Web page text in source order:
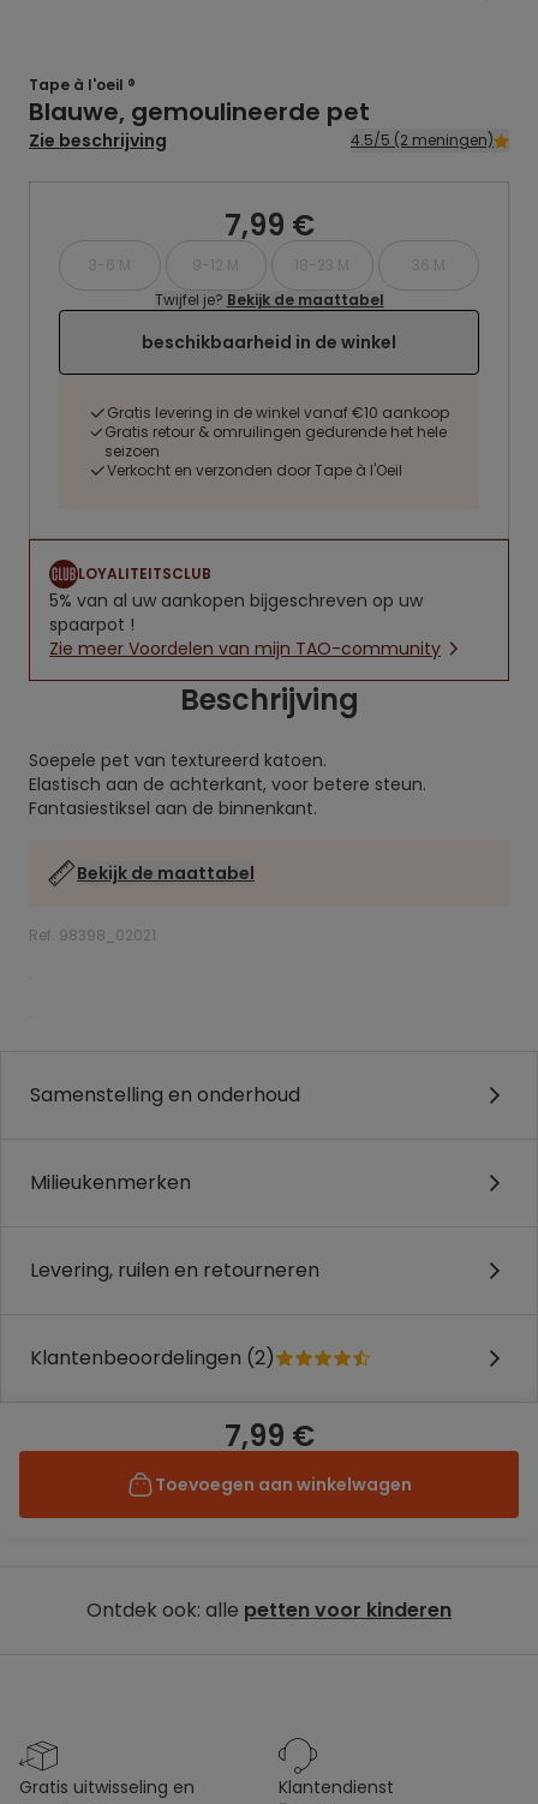
Tape à l'oeil ®
Blauwe, gemoulineerde pet
Zie beschrijving 4.5/5 (2 meningen)
7,99 €
3-6 M 9-12 M 18-23 M
36 M
Twijfel je? Bekijk de maattabel
beschikbaarheid in de winkel
Gratis levering in de winkel vanaf €10 aankoop
Gratis retour & omruilingen gedurende het hele
seizoen
Verkocht en verzonden door Tape à l'Oeil
LOYALITEITSCLUB
5% van al uw aankopen bijgeschreven op uw
spaarpot !
Zie meer Voordelen van mijn TAO-community
Beschrijving
Soepele pet van textureerd katoen.
Elastisch aan de achterkant, voor betere steun.
Fantasiestiksel aan de binnenkant.
Bekijk de maattabel
Ref. 98398_02021
.
.
Samenstelling en onderhoud
Milieukenmerken
Levering, ruilen en retourneren
Klantenbeoordelingen (2)
7,99 €
Toevoegen aan winkelwagen
Ontdek ook: alle petten voor kinderen
gratis uitwisseling en
klantendienst